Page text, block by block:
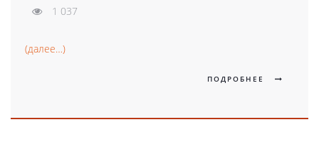
1 037
(далее…)
ПОДРОБНЕЕ